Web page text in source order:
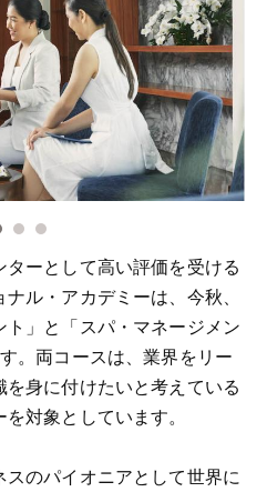
ーとして高い評価を受ける
ル・アカデミーは、今秋、
ト」と「スパ・マネージメン
。両コースは、業界をリー
を身に付けたいと考えている
対象としています。
のパイオニアとして世界に